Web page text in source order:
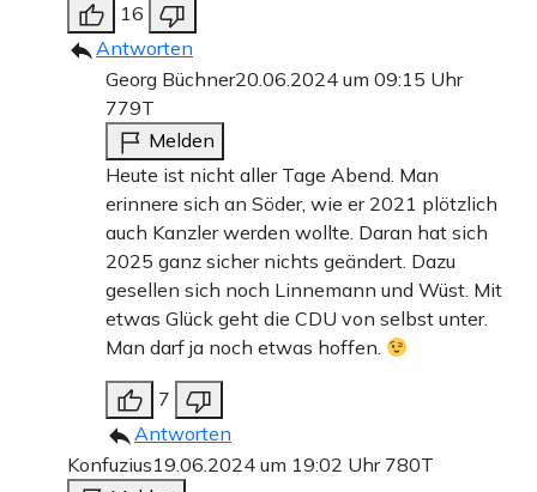
16
Antworten
Georg Büchner20.06.2024 um 09:15 Uhr
779T
Melden
Heute ist nicht aller Tage Abend. Man
erinnere sich an Söder, wie er 2021 plötzlich
auch Kanzler werden wollte. Daran hat sich
2025 ganz sicher nichts geändert. Dazu
gesellen sich noch Linnemann und Wüst. Mit
etwas Glück geht die CDU von selbst unter.
Man darf ja noch etwas hoffen.
7
Antworten
Konfuzius19.06.2024 um 19:02 Uhr 780T